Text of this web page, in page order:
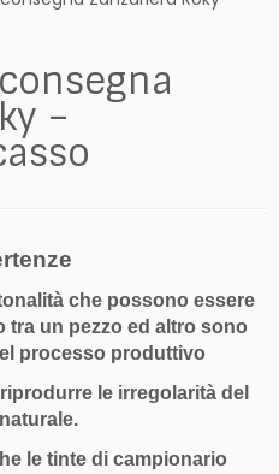
–
che possono essere
un pezzo ed altro sono
processo produttivo
le irregolarità del
le tinte di campionario